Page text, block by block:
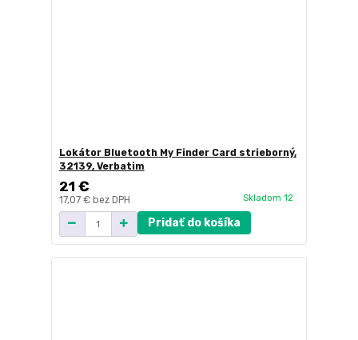
Lokátor Bluetooth My Finder Card strieborný,
32139, Verbatim
21 €
17,07 € bez DPH Skladom 12
Pridať do košíka